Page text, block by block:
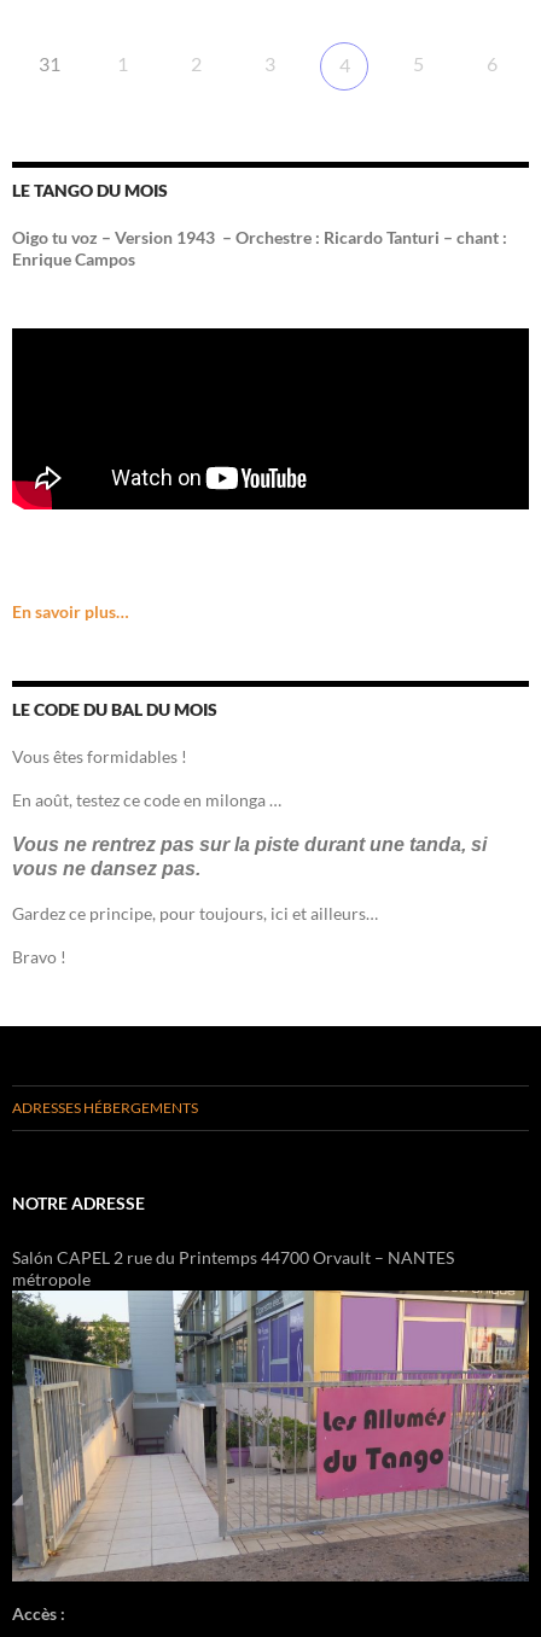
31 1 2 3 4 5 6
LE TANGO DU MOIS
Oigo tu voz – Version 1943 – Orchestre : Ricardo Tanturi – chant :
Enrique Campos
En savoir plus…
LE CODE DU BAL DU MOIS
Vous êtes formidables !
En août, testez ce code en milonga …
Vous ne rentrez pas sur la piste durant une tanda, si
vous ne dansez pas.
Gardez ce principe, pour toujours, ici et ailleurs…
Bravo !
ADRESSES HÉBERGEMENTS
NOTRE ADRESSE
Salón CAPEL 2 rue du Printemps 44700 Orvault – NANTES
métropole
Accès :